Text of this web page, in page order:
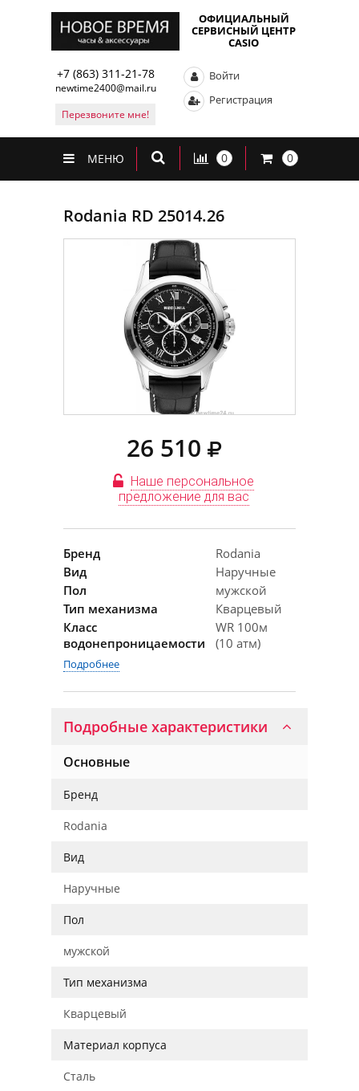
ОФИЦИАЛЬНЫЙ
СЕРВИСНЫЙ ЦЕНТР
CASIO
+7 (863) 311-21-78
newtime2400@mail.ru
Перезвоните мне!
Войти
Регистрация
МЕНЮ 0 0
Rodania RD 25014.26
26 510
Наше персональное
предложение для вас
Бренд
Rodania
Вид
Наручные
Пол
мужской
Тип механизма
Кварцевый
Класс
водонепроницаемости
WR 100м
(10 атм)
Подробнее
Подробные характеристики
Основные
Бренд
Rodania
Вид
Наручные
Пол
мужской
Тип механизма
Кварцевый
Материал корпуса
Сталь